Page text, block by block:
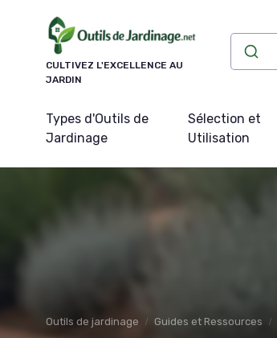
CULTIVEZ L'EXCELLENCE AU
JARDIN
Types d'Outils de
Jardinage
Sélection et
Utilisation
Outils de jardinage Guides et Ressources